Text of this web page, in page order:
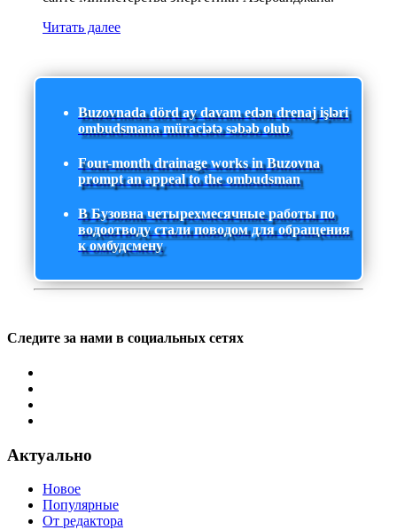
Читать далее
Buzovnada dörd ay davam edən drenaj işləri
ombudsmana müraciətə səbəb olub
Four-month drainage works in Buzovna
prompt an appeal to the ombudsman
В Бузовна четырехмесячные работы по
водоотводу стали поводом для обращения
к омбудсмену
Следите за нами в социальных сетях
Актуально
Новое
Популярные
От редактора